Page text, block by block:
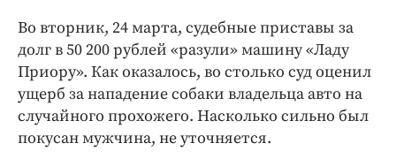
Интересное чтиво
Клиника года
Бренд года
Работодатель года
Во вторник, 24 марта, судебные приставы за
долг в 50 200 рублей «разули» машину «Ладу
Приору». Как оказалось, во столько суд оценил
ущерб за нападение собаки владельца авто на
случайного прохожего. Насколько сильно был
покусан мужчина, не уточняется.